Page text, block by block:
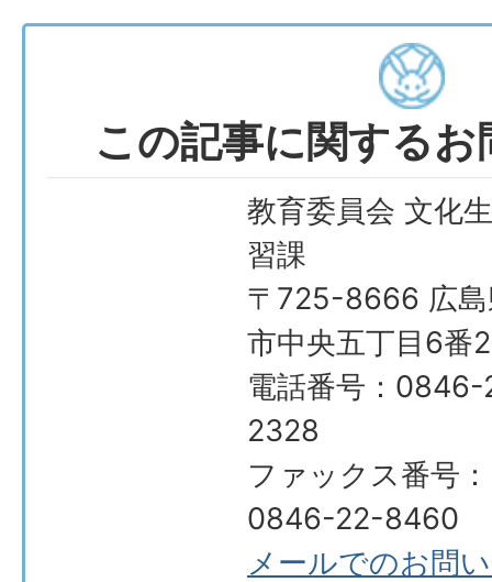
この記事に関する
教育委員会 文化
習課
〒725-8666 広島
市中央五丁目6番
電話番号：
2328
ファックス番号：
0846-22-8460
メールでのお問